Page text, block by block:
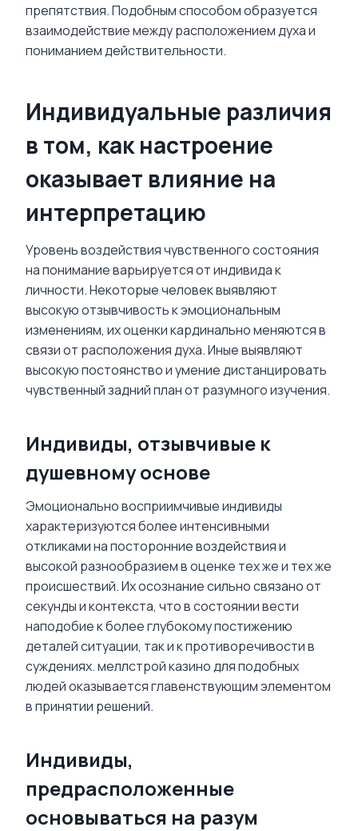
препятствия. Подобным способом образуется
взаимодействие между расположением духа и
пониманием действительности.
Индивидуальные различия
в том, как настроение
оказывает влияние на
интерпретацию
Уровень воздействия чувственного состояния
на понимание варьируется от индивида к
личности. Некоторые человек выявляют
высокую отзывчивость к эмоциональным
изменениям, их оценки кардинально меняются в
связи от расположения духа. Иные выявляют
высокую постоянство и умение дистанцировать
чувственный задний план от разумного изучения.
Индивиды, отзывчивые к
душевному основе
Эмоционально восприимчивые индивиды
характеризуются более интенсивными
откликами на посторонние воздействия и
высокой разнообразием в оценке тех же и тех же
происшествий. Их осознание сильно связано от
секунды и контекста, что в состоянии вести
наподобие к более глубокому постижению
деталей ситуации, так и к противоречивости в
суждениях. меллстрой казино для подобных
людей оказывается главенствующим элементом
в принятии решений.
Индивиды,
предрасположенные
основываться на разум